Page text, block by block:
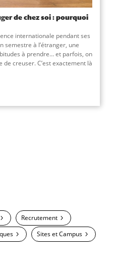
de chez soi : pourquoi
internationale pendant ses
semestre à l’étranger, une
à prendre… et parfois, on
de creuser. C’est exactement là
Recrutement
Sites et Campus